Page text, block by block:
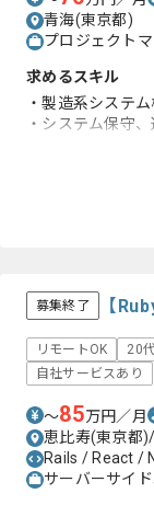
青海(東京都)
プロジェクト
求めるスキル
・製造系システ
・システム保守
募集終了 【
リモートOK 20
自社サービスあり
〜85万円／月
恵比寿(東京都
Rails / React /
サーバーサイ